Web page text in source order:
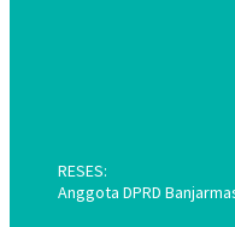
RESES:
Anggota DPRD